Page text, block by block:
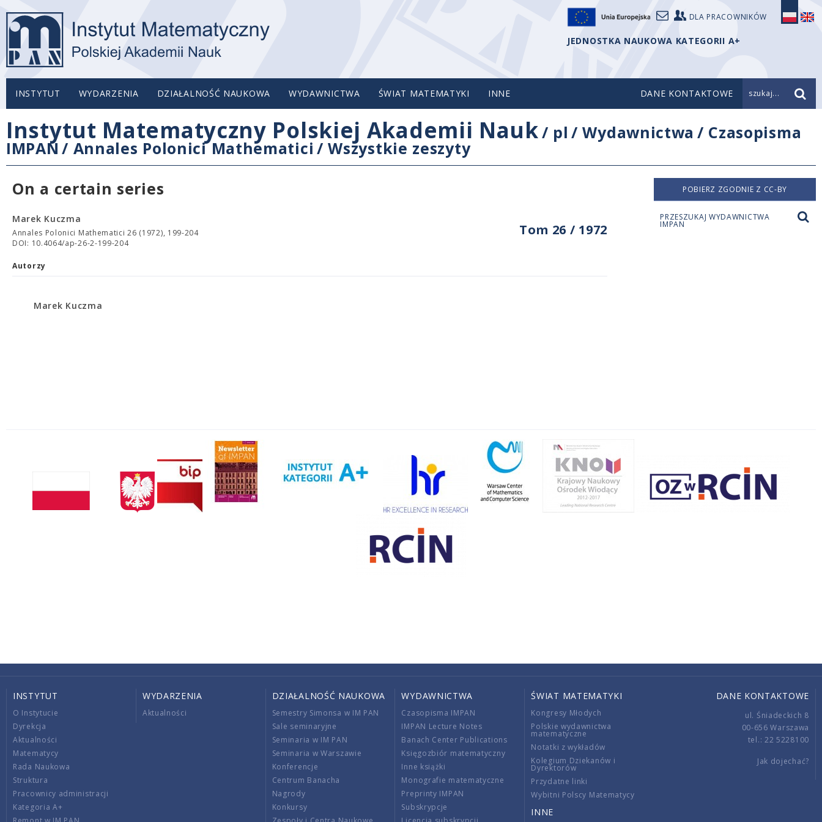
DLA PRACOWNIKÓW
JEDNOSTKA NAUKOWA KATEGORII A+
INSTYTUT WYDARZENIA DZIAŁALNOŚĆ NAUKOWA WYDAWNICTWA ŚWIAT MATEMATYKI INNE DANE KONTAKTOWE szukaj...
Instytut Matematyczny Polskiej Akademii Nauk/ pl /Wydawnictwa / Czasopisma
IMPAN / Annales Polonici Mathematici /Wszystkie zeszyty
On a certain series
Tom 26 / 1972
Marek Kuczma
Annales Polonici Mathematici 26 (1972), 199-204
DOI: 10.4064/ap-26-2-199-204
Autorzy
Marek Kuczma
POBIERZ ZGODNIE Z CC-BY
PRZESZUKAJ WYDAWNICTWA
IMPAN
INSTYTUT
O Instytucie
Dyrekcja
Aktualności
Matematycy
Rada Naukowa
Struktura
Pracownicy administracji
Kategoria A+
WYDARZENIA
Aktualności
DZIAŁALNOŚĆ NAUKOWA
Semestry Simonsa w IM PAN
Sale seminaryjne
Seminaria w IM PAN
Seminaria w Warszawie
Konferencje
Centrum Banacha
Nagrody
Konkursy
WYDAWNICTWA
Czasopisma IMPAN
IMPAN Lecture Notes
Banach Center Publications
Księgozbiór matematyczny
Inne książki
Monografie matematyczne
Preprinty IMPAN
Subskrypcje
ŚWIAT MATEMATYKI
Kongresy Młodych
Polskie wydawnictwa
matematyczne
Notatki z wykładów
Kolegium Dziekanów i
Dyrektorów
Przydatne linki
Wybitni Polscy Matematycy
INNE
DANE KONTAKTOWE
ul. Śniadeckich 8
00-656 Warszawa
tel.: 22 5228100
Jak dojechać?